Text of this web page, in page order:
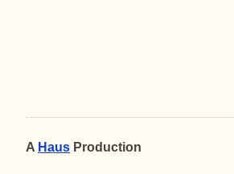
A Haus Production